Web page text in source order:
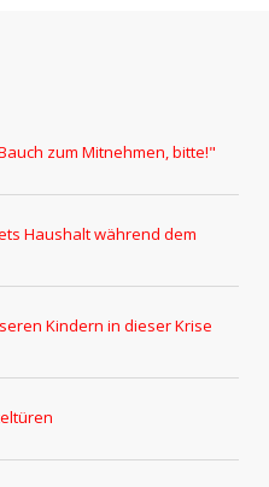
zum Mitnehmen, bitte!"
Haushalt während dem
Kindern in dieser Krise